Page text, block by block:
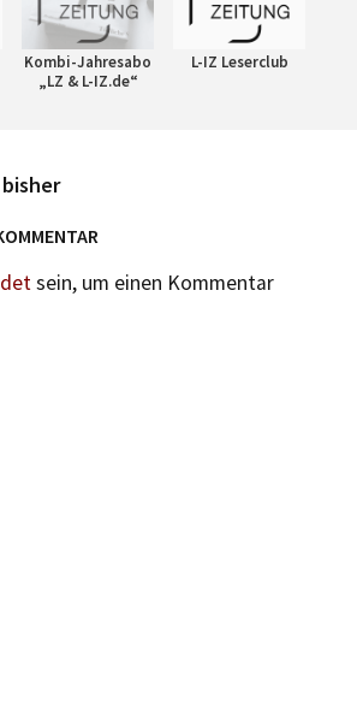
Kombi-Jahresabo
„LZ & L-IZ.de“
L-IZ Leserclub
sein, um einen Kommentar